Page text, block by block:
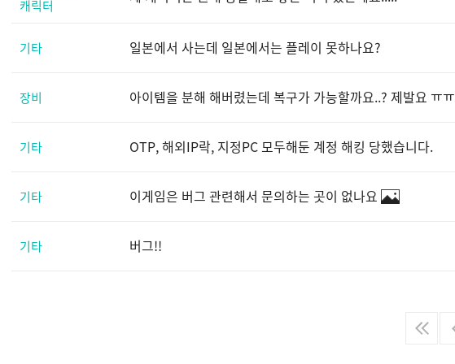
캐릭터
기타 일본에서 사는데 일본에서는 플레이 못하나요?
장비 아이템을 분해 해버렸는데 복구가 가능할까요..? 제발요 ㅠㅠ
기타 OTP, 해외IP락, 지정PC 모두해둔 계정 해킹 당했습니다.
기타 이게임은 버그 관련해서 문의하는 곳이 없나요
기타 버그!!